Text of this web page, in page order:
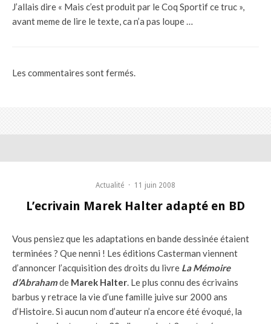
J’allais dire « Mais c’est produit par le Coq Sportif ce truc »,
avant meme de lire le texte, ca n’a pas loupe …
Les commentaires sont fermés.
Actualité · 11 juin 2008
L’ecrivain Marek Halter adapté en BD
Vous pensiez que les adaptations en bande dessinée étaient
terminées ? Que nenni ! Les éditions Casterman viennent
d’annoncer l’acquisition des droits du livre La Mémoire
d’Abrahamde Marek Halter . Le plus connu des écrivains
barbus y retrace la vie d’une famille juive sur 2000 ans
d’Histoire. Si aucun nom d’auteur n’a encore été évoqué, la